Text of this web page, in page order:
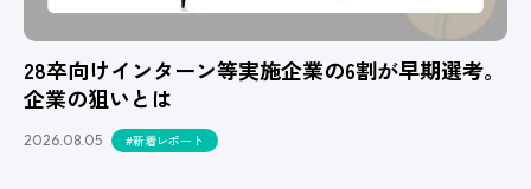
28卒向けインターン等実施企業の6割が早期選考。
企業の狙いとは
2026.08.05 #新着レポート